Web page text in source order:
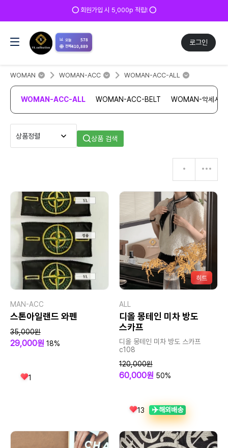
⭕ 회원가입 시 5,000p 적립! ⭕
로그인
📊 오늘 578
전체410,889
WOMAN WOMAN-ACC WOMAN-ACC-ALL
WOMAN-ACC-ALL WOMAN-ACC-BELT WOMAN-악세서리
상품 검색
MAN-ACC
스톤아일랜드 와펜
35,000원
29,000원 18%
1
히트
ALL
디올 몽테인 미차 방도
스카프
디올 몽테인 미차 방도 스카프
c108
120,000원
60,000원 50%
13 ✈️해외배송